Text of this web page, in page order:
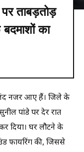
ताबड़तोड़
का
नजर आए हैं। जिले के
पांडे पर देर रात
दिया। घर लौटने के
फायरिंग की, जिससे